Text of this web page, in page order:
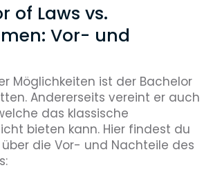
of Laws vs.
Vor- und
Möglichkeiten ist der Bachelor
Andererseits vereint er auch
das klassische
bieten kann. Hier findest du
die Vor- und Nachteile des